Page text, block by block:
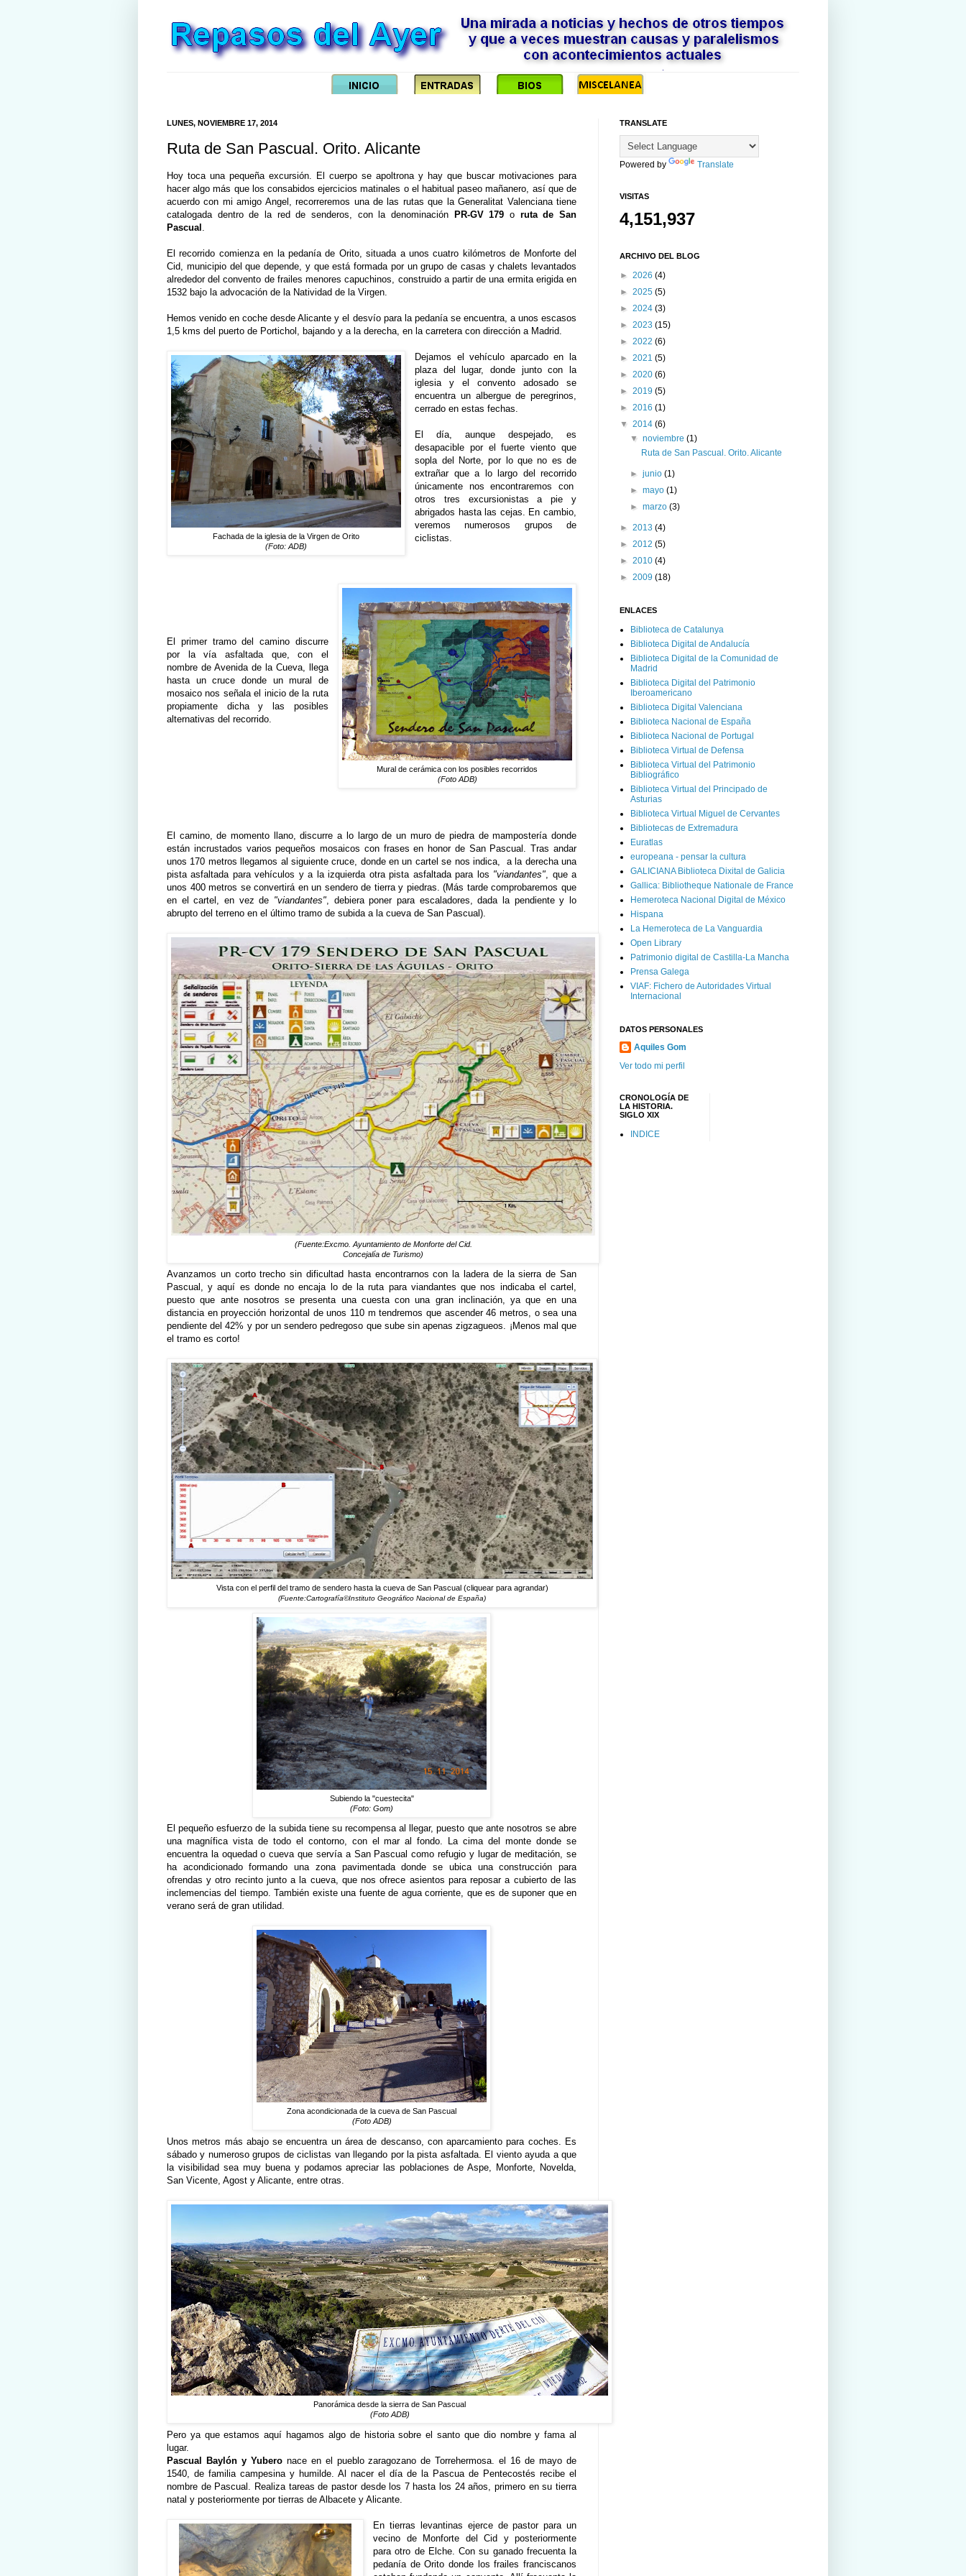
LUNES, NOVIEMBRE 17, 2014
Ruta de San Pascual. Orito. Alicante
Hoy toca una pequeña excursión. El cuerpo se apoltrona y hay que buscar motivaciones para
hacer algo más que los consabidos ejercicios matinales o el habitual paseo mañanero, así que de
acuerdo con mi amigo Angel, recorreremos una de las rutas que la Generalitat Valenciana tiene
catalogada dentro de la red de senderos, con la denominación PR-GV 179 o ruta de San
Pascual
El recorrido comienza en la pedanía de Orito, situada a unos cuatro kilómetros de Monforte del
Cid, municipio del que depende, y que está formada por un grupo de casas y chalets levantados
alrededor del convento de frailes menores capuchinos, construido a partir de una ermita erigida en
1532 bajo la advocación de la Natividad de la Virgen.
Hemos venido en coche desde Alicante y el desvío para la pedanía se encuentra, a unos escasos
1,5 kms del puerto de Portichol, bajando y a la derecha, en la carretera con dirección a Madrid.
Fachada de la iglesia de la Virgen de Orito
(Foto: ADB)
Dejamos el vehículo aparcado en la
plaza del lugar, donde junto con la
iglesia y el convento adosado se
encuentra un albergue de peregrinos,
cerrado en estas fechas.
El día, aunque despejado, es
desapacible por el fuerte viento que
sopla del Norte, por lo que no es de
extrañar que a lo largo del recorrido
únicamente nos encontraremos con
otros tres excursionistas a pie y
abrigados hasta las cejas. En cambio,
veremos numerosos grupos de
ciclistas.
Mural de cerámica con los posibles recorridos
(Foto ADB)
El primer tramo del camino discurre
por la vía asfaltada que, con el
nombre de Avenida de la Cueva, llega
hasta un cruce donde un mural de
mosaico nos señala el inicio de la ruta
propiamente dicha y las posibles
alternativas del recorrido.
El camino, de momento llano, discurre a lo largo de un muro de piedra de mampostería donde
están incrustados varios pequeños mosaicos con frases en honor de San Pascual. Tras andar
unos 170 metros llegamos al siguiente cruce, donde en un cartel se nos indica, a la derecha una
pista asfaltada para vehículos y a la izquierda otra pista asfaltada para los "viandantes" , que a
unos 400 metros se convertirá en un sendero de tierra y piedras. (Más tarde comprobaremos que
en el cartel, en vez de "viandantes" , debiera poner para escaladores, dada la pendiente y lo
abrupto del terreno en el último tramo de subida a la cueva de San Pascual).
(Fuente:Excmo. Ayuntamiento de Monforte del Cid.
Concejalía de Turismo)
Avanzamos un corto trecho sin dificultad hasta encontrarnos con la ladera de la sierra de San
Pascual, y aquí es donde no encaja lo de la ruta para viandantes que nos indicaba el cartel,
puesto que ante nosotros se presenta una cuesta con una gran inclinación, ya que en una
distancia en proyección horizontal de unos 110 m tendremos que ascender 46 metros, o sea una
pendiente del 42% y por un sendero pedregoso que sube sin apenas zigzagueos. ¡Menos mal que
el tramo es corto!
Vista con el perfil del tramo de sendero hasta la cueva de San Pascual (cliquear para agrandar)
(Fuente:Cartografía©Instituto Geográfico Nacional de España)
Subiendo la "cuestecita"
(Foto: Gom)
El pequeño esfuerzo de la subida tiene su recompensa al llegar, puesto que ante nosotros se abre
una magnífica vista de todo el contorno, con el mar al fondo. La cima del monte donde se
encuentra la oquedad o cueva que servía a San Pascual como refugio y lugar de meditación, se
ha acondicionado formando una zona pavimentada donde se ubica una construcción para
ofrendas y otro recinto junto a la cueva, que nos ofrece asientos para reposar a cubierto de las
inclemencias del tiempo. También existe una fuente de agua corriente, que es de suponer que en
verano será de gran utilidad.
Zona acondicionada de la cueva de San Pascual
(Foto ADB)
Unos metros más abajo se encuentra un área de descanso, con aparcamiento para coches. Es
sábado y numeroso grupos de ciclistas van llegando por la pista asfaltada. El viento ayuda a que
la visibilidad sea muy buena y podamos apreciar las poblaciones de Aspe, Monforte, Novelda,
San Vicente, Agost y Alicante, entre otras.
Panorámica desde la sierra de San Pascual
(Foto ADB)
Pero ya que estamos aquí hagamos algo de historia sobre el santo que dio nombre y fama al
lugar.
Pascual Baylón y Yuberonace en el pueblo zaragozano de Torrehermosa. el 16 de mayo de
1540, de familia campesina y humilde. Al nacer el día de la Pascua de Pentecostés recibe el
nombre de Pascual. Realiza tareas de pastor desde los 7 hasta los 24 años, primero en su tierra
natal y posteriormente por tierras de Albacete y Alicante.
En tierras levantinas ejerce de pastor para un
vecino de Monforte del Cid y posteriormente
para otro de Elche. Con su ganado frecuenta la
pedanía de Orito donde los frailes franciscanos
TRANSLATE
Powered by Translate
VISITAS
4,151,937
ARCHIVO DEL BLOG
► 2026 (4)
► 2025 (5)
► 2024 (3)
► 2023 (15)
► 2022 (6)
► 2021 (5)
► 2020 (6)
► 2019 (5)
► 2016 (1)
▼ 2014 (6)
▼noviembre(1)
Ruta de San Pascual. Orito. Alicante
►junio(1)
►mayo(1)
►marzo(3)
► 2013 (4)
► 2012 (5)
► 2010 (4)
► 2009 (18)
ENLACES
Biblioteca de Catalunya
Biblioteca Digital de Andalucía
Biblioteca Digital de la Comunidad de
Madrid
Biblioteca Digital del Patrimonio
Iberoamericano
Biblioteca Digital Valenciana
Biblioteca Nacional de España
Biblioteca Nacional de Portugal
Biblioteca Virtual de Defensa
Biblioteca Virtual del Patrimonio
Bibliográfico
Biblioteca Virtual del Principado de
Asturias
Biblioteca Virtual Miguel de Cervantes
Bibliotecas de Extremadura
Euratlas
europeana - pensar la cultura
GALICIANA Biblioteca Dixital de Galicia
Gallica: Bibliotheque Nationale de France
Hemeroteca Nacional Digital de México
Hispana
La Hemeroteca de La Vanguardia
Open Library
Patrimonio digital de Castilla-La Mancha
Prensa Galega
VIAF: Fichero de Autoridades Virtual
Internacional
DATOS PERSONALES
Aquiles Gom
Ver todo mi perfil
CRONOLOGÍA DE
LA HISTORIA.
SIGLO XIX
INDICE